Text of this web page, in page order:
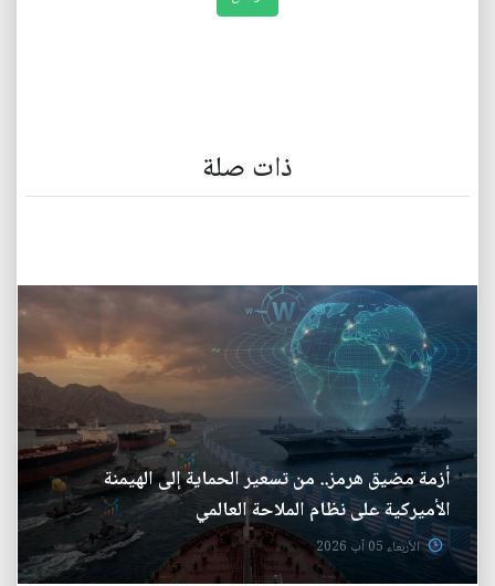
ذات صلة
أزمة مضيق هرمز.. من تسعير الحماية إلى الهيمنة
الأميركية على نظام الملاحة العالمي
الأربعاء 05 آب 2026